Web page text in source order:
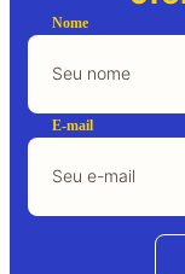
Nome
E-mail